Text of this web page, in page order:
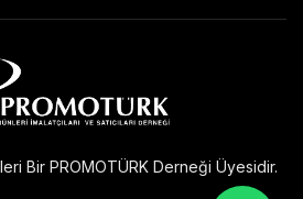
Bir PROMOTÜRK Derneği Üyesidir.